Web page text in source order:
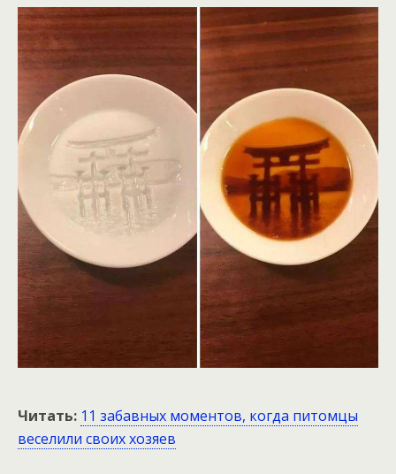
Читать: 11 забавных моментов, когда питомцы
веселили своих хозяев